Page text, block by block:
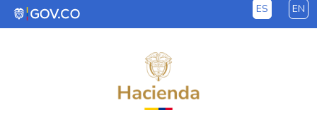
Saltar al contenido principal ES EN